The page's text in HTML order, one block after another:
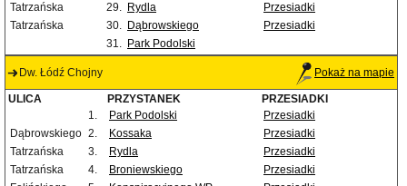
Tatrzańska 29. Rydla
Przesiadki
Tatrzańska
30. Dąbrowskiego
Przesiadki
31. Park Podolski
Dw. Łódź Chojny Pokaż na mapie
ULICA PRZYSTANEK
PRZESIADKI
1.
Park Podolski
Przesiadki
Dąbrowskiego 2. Kossaka
Przesiadki
Tatrzańska
3. Rydla
Przesiadki
Tatrzańska
4. Broniewskiego
Przesiadki